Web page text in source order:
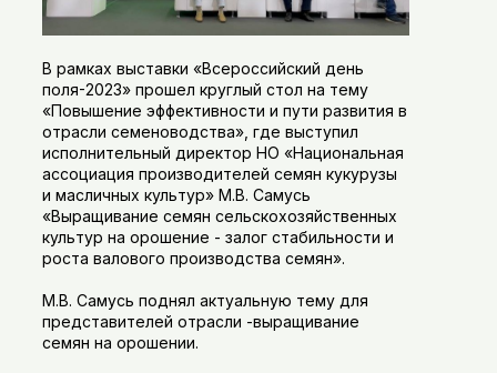
В рамках выставки «Всероссийский день
поля-2023» прошел круглый стол на тему
«Повышение эффективности и пути развития в
отрасли семеноводства», где выступил
исполнительный директор НО «Национальная
ассоциация производителей семян кукурузы
и масличных культур» М.В. Самусь
«Выращивание семян сельскохозяйственных
культур на орошение - залог стабильности и
роста валового производства семян».
М.В. Самусь поднял актуальную тему для
представителей отрасли -выращивание
семян на орошении.